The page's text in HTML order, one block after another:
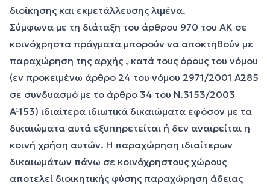
διοίκησης και εκμετάλλευσης λιμένα.
Σύμφωνα με τη διάταξη του άρθρου 970 του ΑΚ σε
κοινόχρηστα πράγματα μπορούν να αποκτηθούν με
παραχώρηση της αρχής , κατά τους όρους του νόμου
(εν προκειμένω άρθρο 24 του νόμου 2971/2001 Α΄285
σε συνδυασμό με το άρθρο 34 του Ν.3153/2003
Α΄-153) ιδιαίτερα ιδιωτικά δικαιώματα εφόσον με τα
δικαιώματα αυτά εξυπηρετείται ή δεν αναιρείται η
κοινή χρήση αυτών. Η παραχώρηση ιδιαίτερων
δικαιωμάτων πάνω σε κοινόχρηστους χώρους
αποτελεί διοικητικής φύσης παραχώρηση άδειας